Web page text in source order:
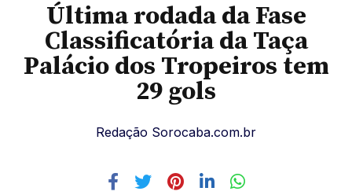
Última rodada da Fase
Classificatória da Taça
Palácio dos Tropeiros tem
29 gols
Redação Sorocaba.com.br